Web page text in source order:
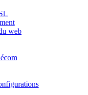
web